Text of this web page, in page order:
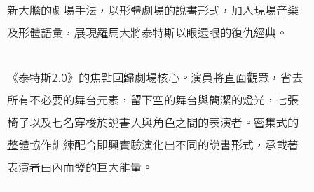
新大膽的劇場手法，以形體劇場的說書形式，加入現場音樂
及形體語彙，展現羅馬大將泰特斯以眼還眼的復仇經典。
《泰特斯2.0》的焦點回歸劇場核心。演員將直面觀眾，省去
所有不必要的舞台元素，留下空的舞台與簡潔的燈光，七張
椅子以及七名穿梭於說書人與角色之間的表演者。密集式的
整體協作訓練配合即興實驗演化出不同的說書形式，承載著
表演者由內而發的巨大能量。